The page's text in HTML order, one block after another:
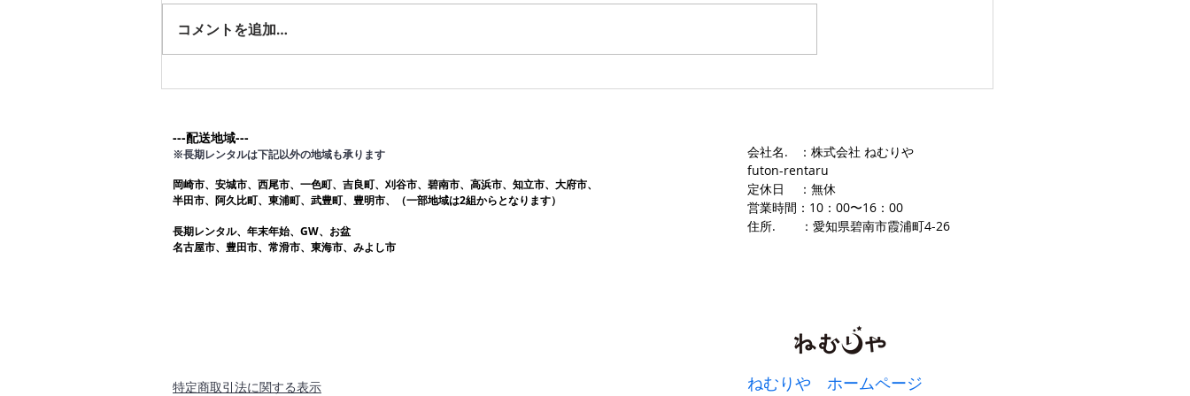
す。愛知ふとんレンタル ねむり
や
コメントを追加…
---配送地域---​
※長期レンタルは下記以外の地域も承ります
岡崎市、安城市、西尾市、一色町、吉良町、刈谷市、碧南市、高浜市、知立市、大府市​、
半田市、阿久比町、東浦町、武豊町、豊明市、（一部地域は2組からとなります）
長期レンタル、年末年始、GW、お盆
名古屋市、豊田市、常滑市、東海市、みよし市
​特定商取引法に関する表示
会社名. ：株式会社 ねむりや
futon-rentaru
定休日 ：無休
営業時間：10：00〜16 ：00
​住所. ：愛知県碧南市霞浦町4-2​6
ねむりや ホームページ